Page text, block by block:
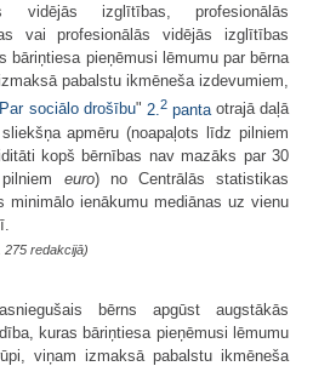
vidējās izglītības, profesionālās
vai profesionālās vidējās izglītības
bāriņtiesa pieņēmusi lēmumu par bērna
pabalstu ikmēneša izdevumiem,
Par sociālo drošību" 2. 2pantaotrajā daļā
apmēru (noapaļots līdz pilniem
kopš bērnības nav mazāks par 30
euro) no Centrālās statistikas
minimālo ienākumu mediānas uz vienu
275 redakcijā)
bērns apgūst augstākās
kuras bāriņtiesa pieņēmusi lēmumu
viņam izmaksā pabalstu ikmēneša